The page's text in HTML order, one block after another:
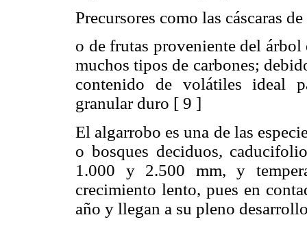
Precursores como las cáscaras
o de frutas proveniente del
muchos tipos de carbones;
contenido de volátiles ideal
granular duro [ 9 ]
El algarrobo es una de las
o bosques deciduos,
1.000 y 2.500 mm, y
crecimiento lento, pues en
año y llegan a su pleno